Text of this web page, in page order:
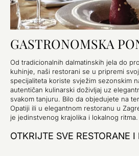
GASTRONOMSKA
Od tradicionalnih dalmatinskih jela do
kuhinje, naši restorani se u pripremi
specijaliteta koriste svježim sezonskim
autentičan kulinarski doživljaj uz
svakom tanjuru. Bilo da objedujete na
Opatiji ili u elegantnom restoranu u
je jedinstvenog krajolika i lokalnog ritma.
OTKRIJTE SVE RESTORANE I